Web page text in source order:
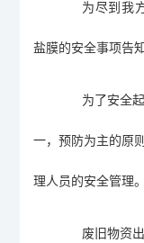
为尽到我
盐膜的安全事项告
为了安全
一，预防为主的原
理人员的安全管理。
废旧物资